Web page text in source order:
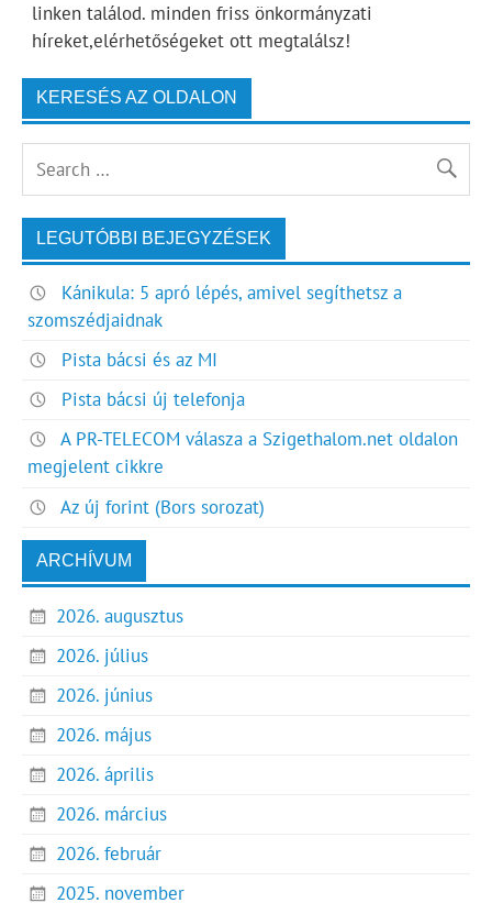
linken találod. minden friss önkormányzati
híreket,elérhetőségeket ott megtalálsz!
KERESÉS AZ OLDALON
LEGUTÓBBI BEJEGYZÉSEK
Kánikula: 5 apró lépés, amivel segíthetsz a
szomszédjaidnak
Pista bácsi és az MI
Pista bácsi új telefonja
A PR-TELECOM válasza a Szigethalom.net oldalon
megjelent cikkre
Az új forint (Bors sorozat)
ARCHÍVUM
2026. augusztus
2026. július
2026. június
2026. május
2026. április
2026. március
2026. február
2025. november